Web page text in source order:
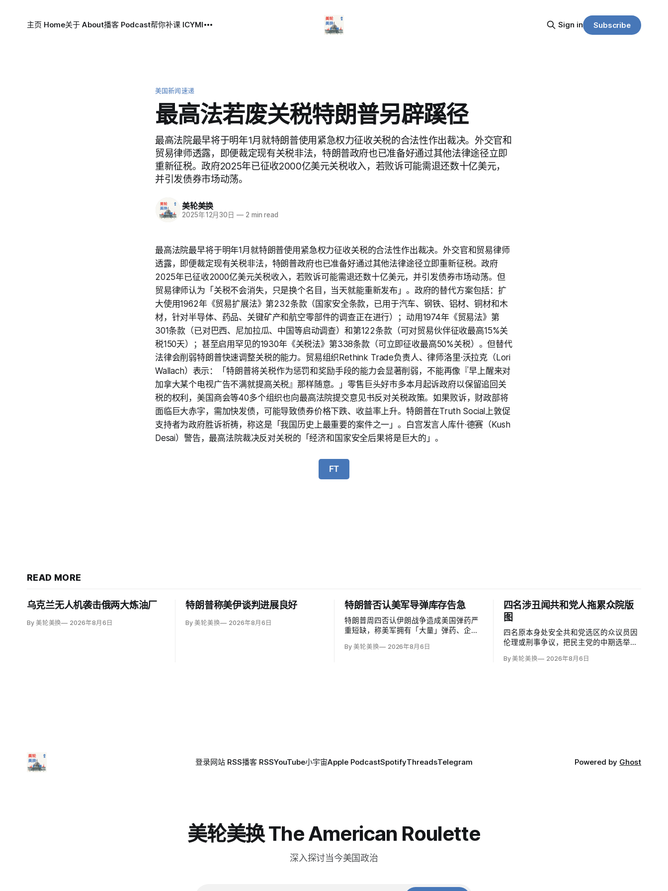
主页 Home关于 About播客 Podcast帮你补课 ICYMI Sign in Subscribe
美国新闻速递
最高法若废关税特朗普另辟蹊径
最高法院最早将于明年1月就特朗普使用紧急权力征收关税的合法性作出裁决。外交官和
贸易律师透露，即便裁定现有关税非法，特朗普政府也已准备好通过其他法律途径立即
重新征税。政府2025年已征收2000亿美元关税收入，若败诉可能需退还数十亿美元，
并引发债券市场动荡。
美轮美换
2025年12月30日 —2 min read
最高法院最早将于明年1月就特朗普使用紧急权力征收关税的合法性作出裁决。外交官和贸易律师
透露，即便裁定现有关税非法，特朗普政府也已准备好通过其他法律途径立即重新征税。政府
2025年已征收2000亿美元关税收入，若败诉可能需退还数十亿美元，并引发债券市场动荡。但
贸易律师认为「关税不会消失，只是换个名目，当天就能重新发布」。政府的替代方案包括：扩
大使用1962年《贸易扩展法》第232条款（国家安全条款，已用于汽车、钢铁、铝材、铜材和木
材，针对半导体、药品、关键矿产和航空零部件的调查正在进行）；动用1974年《贸易法》第
301条款（已对巴西、尼加拉瓜、中国等启动调查）和第122条款（可对贸易伙伴征收最高15%关
税150天）；甚至启用罕见的1930年《关税法》第338条款（可立即征收最高50%关税）。但替代
法律会削弱特朗普快速调整关税的能力。贸易组织Rethink Trade负责人、律师洛里·沃拉克（Lori
Wallach）表示：「特朗普将关税作为惩罚和奖励手段的能力会显著削弱，不能再像『早上醒来对
加拿大某个电视广告不满就提高关税』那样随意。」零售巨头好市多本月起诉政府以保留追回关
税的权利，美国商会等40多个组织也向最高法院提交意见书反对关税政策。如果败诉，财政部将
面临巨大赤字，需加快发债，可能导致债券价格下跌、收益率上升。特朗普在Truth Social上敦促
支持者为政府胜诉祈祷，称这是「我国历史上最重要的案件之一」。白宫发言人库什·德赛（Kush
Desai）警告，最高法院裁决反对关税的「经济和国家安全后果将是巨大的」。
FT
READ MORE
乌克兰无人机袭击俄两大炼油厂
By 美轮美换 2026年8月6日
特朗普称美伊谈判进展良好
By 美轮美换 2026年8月6日
特朗普否认美军导弹库存告急
特朗普周四否认伊朗战争造成美国弹药严
重短缺，称美军拥有「大量」弹药、企业
期监禁。但CBS新闻援引知情人士称，美
By 美轮美换 2026年8月6日
四名涉丑闻共和党人拖累众院版
图
四名原本身处安全共和党选区的众议员因
伦理或刑事争议，把民主党的中期选举版
分点的地区。北卡州查克·爱德华兹
By 美轮美换 2026年8月6日
登录网站 RSS播客 RSSYouTube小宇宙Apple PodcastSpotifyThreadsTelegram Powered by Ghost
美轮美换 The American Roulette
深入探讨当今美国政治